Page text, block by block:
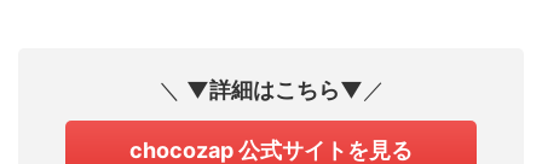
＼ ▼詳細はこちら▼ ／
chocozap 公式サイトを見る